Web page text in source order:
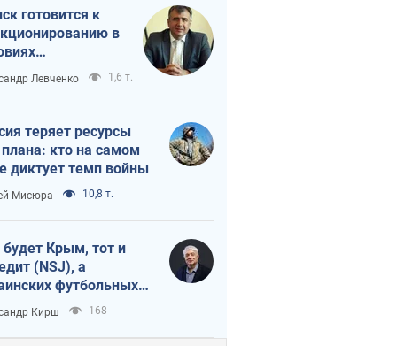
готовится к
в
кризиса
Левченко 1,6 т.
теряет ресурсы
кто на самом
диктует темп войны
Мисюра 10,8 т.
будет Крым, тот и
(NSJ), а
футбольных
могут
убийцами
Кирш 168